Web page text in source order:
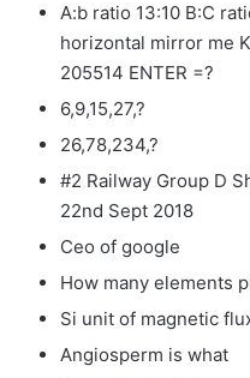
A:b ratio 13:10 B:C
horizontal mirror me
205514 ENTER =?
6,9,15,27,?
26,78,234,?
#2 Railway Group D
22nd Sept 2018
Ceo of google
How many elements
Si unit of magnetic
Angiosperm is what